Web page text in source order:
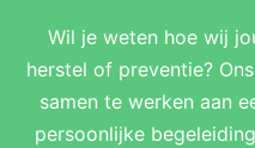
Wil je weten hoe wij
herstel of preventie?
samen te werken aan
persoonlijke